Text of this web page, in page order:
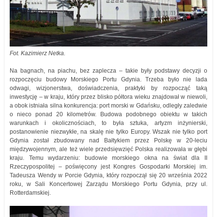
Fot. Kazimierz Netka.
Na bagnach, na piachu, bez zaplecza – takie były podstawy decyzji o
rozpoczęciu budowy Morskiego Portu Gdynia. Trzeba było nie lada
odwagi, wizjonerstwa, doświadczenia, praktyki by rozpocząć taką
inwestycję – w kraju, który przez blisko półtora wieku znajdował w niewoli,
a obok istniała silna konkurencja: port morski w Gdańsku, odległy zaledwie
o nieco ponad 20 kilometrów. Budowa podobnego obiektu w takich
warunkach i okolicznościach, to była sztuka, artyzm inżynierski,
postanowienie niezwykłe, na skalę nie tylko Europy. Wszak nie tylko port
Gdynia został zbudowany nad Bałtykiem przez Polskę w 20-leciu
międzywojennym, ale też wiele przedsięwzięć Polska realizowała w głębi
kraju. Temu wydarzeniu: budowie morskiego okna na świat dla II
Rzeczypospolitej – poświęcony jest Kongres Gospodarki Morskiej im.
Tadeusza Wendy w Porcie Gdynia, który rozpoczął się 20 września 2022
roku, w Sali Koncertowej Zarządu Morskiego Portu Gdynia, przy ul.
Rotterdamskiej.